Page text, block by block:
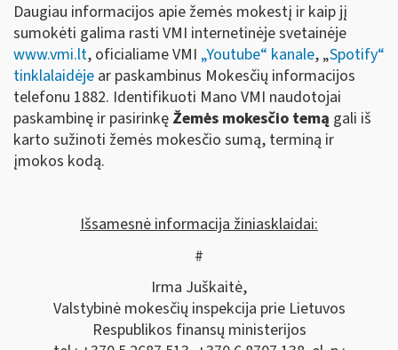
Daugiau informacijos apie žemės mokestį ir kaip jį
sumokėti galima rasti VMI internetinėje svetainėje
www.vmi.lt, oficialiame VMI „Youtube“ kanale, „Spotify“
tinklalaidėje ar paskambinus Mokesčių informacijos
telefonu 1882. Identifikuoti Mano VMI naudotojai
paskambinę ir pasirinkę Žemės mokesčio temą gali iš
karto sužinoti žemės mokesčio sumą, terminą ir
įmokos kodą.
Išsamesnė informacija žiniasklaidai:
#
Irma Juškaitė,
Valstybinė mokesčių inspekcija prie Lietuvos
Respublikos finansų ministerijos